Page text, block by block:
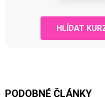
HLÍDAT
PODOBNÉ ČLÁNKY